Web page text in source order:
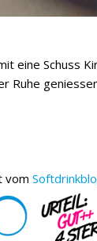
eine Schuss
Ruhe
vom